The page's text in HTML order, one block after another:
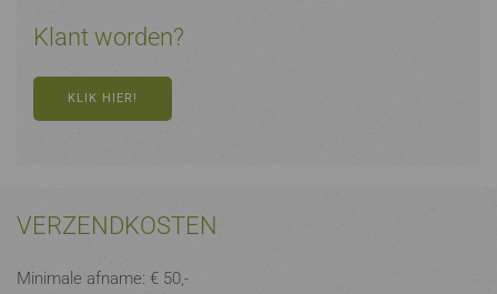
Klant worden?
KLIK HIER!
VERZENDKOSTEN
Minimale afname: € 50,-